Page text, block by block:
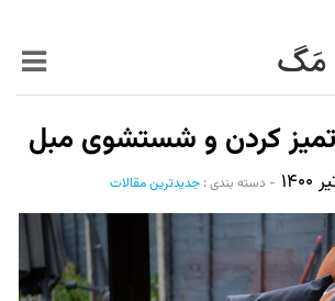
حرفه‌ای‌تر
سیر تا پیاز خدمات
World Mag
- دسته بندی : جدیدترین مقالات